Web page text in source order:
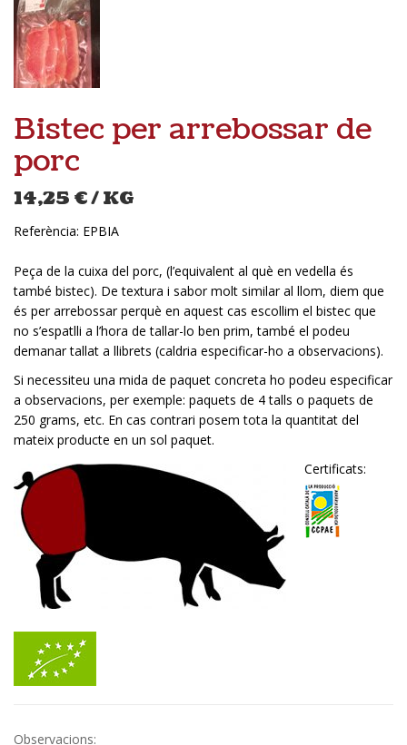
Bistec per arrebossar de
porc
14,25 €/ KG
Referència: EPBIA
Peça de la cuixa del porc, (l’equivalent al què en vedella és
també bistec). De textura i sabor molt similar al llom, diem que
és per arrebossar perquè en aquest cas escollim el bistec que
no s’espatlli a l’hora de tallar-lo ben prim, també el podeu
demanar tallat a llibrets (caldria especificar-ho a observacions).
Si necessiteu una mida de paquet concreta ho podeu especificar
a observacions, per exemple: paquets de 4 talls o paquets de
250 grams, etc. En cas contrari posem tota la quantitat del
mateix producte en un sol paquet.
Certificats:
Observacions: